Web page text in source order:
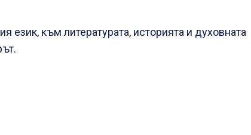
език, към литературата, историята и духовната